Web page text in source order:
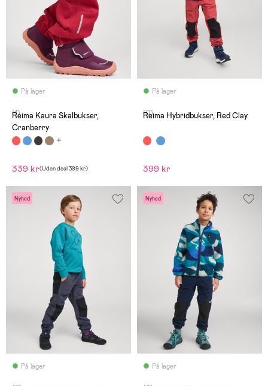
På lager
(1)
Reima Kaura Skalbukser,
Cranberry
339 kr(Uden deal399 kr)
På lager
(0)
Reima Hybridbukser, Red Clay
399 kr
Nyhed
På lager
Nyhed
På lager